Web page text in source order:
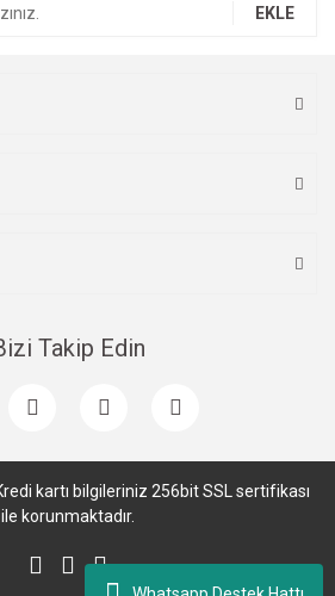
EKLE
Takip Edin
kartı bilgileriniz 256bit SSL sertifikası
ile korunmaktadır.